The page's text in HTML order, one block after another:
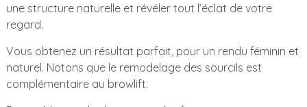
une structure naturelle et révéler tout l’éclat de votre
regard.
Vous obtenez un résultat parfait, pour un rendu féminin et
naturel. Notons que le remodelage des sourcils est
complémentaire au browlift.